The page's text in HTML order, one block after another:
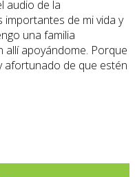
audio de la
de mi vida y
una familia
allí apoyándome. Porque
afortunado de que estén